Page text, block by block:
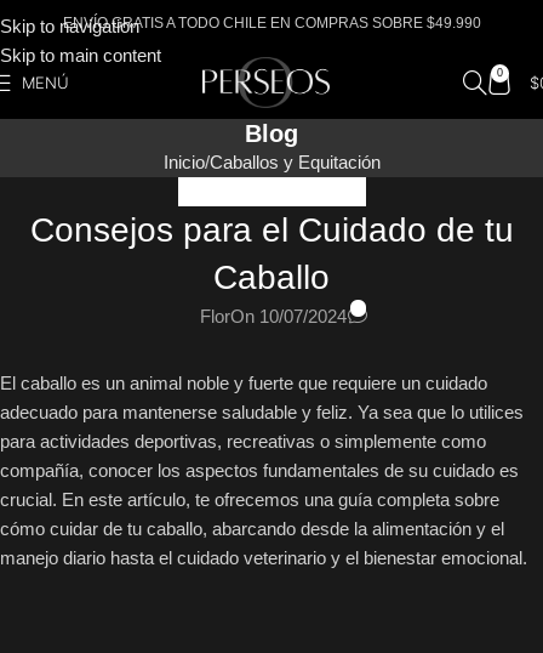
Skip to navigation
Skip to main content
ENVÍO GRATIS A TODO CHILE EN COMPRAS SOBRE $49.990
MENÚ 0 $
Blog
Inicio Caballos y Equitación
Consejos para el Cuidado de tu
Caballo
FlorOn 10/07/2024
El caballo es un animal noble y fuerte que requiere un cuidado
adecuado para mantenerse saludable y feliz. Ya sea que lo utilices
para actividades deportivas, recreativas o simplemente como
compañía, conocer los aspectos fundamentales de su cuidado es
crucial. En este artículo, te ofrecemos una guía completa sobre
cómo cuidar de tu caballo, abarcando desde la alimentación y el
manejo diario hasta el cuidado veterinario y el bienestar emocional.